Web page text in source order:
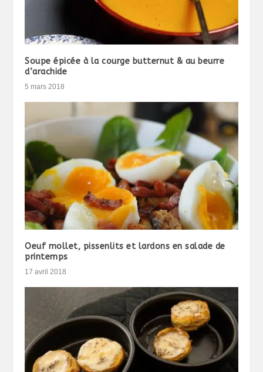
Soupe épicée à la courge butternut & au beurre
d’arachide
5 mars 2018
Oeuf mollet, pissenlits et lardons en salade de
printemps
17 avril 2018